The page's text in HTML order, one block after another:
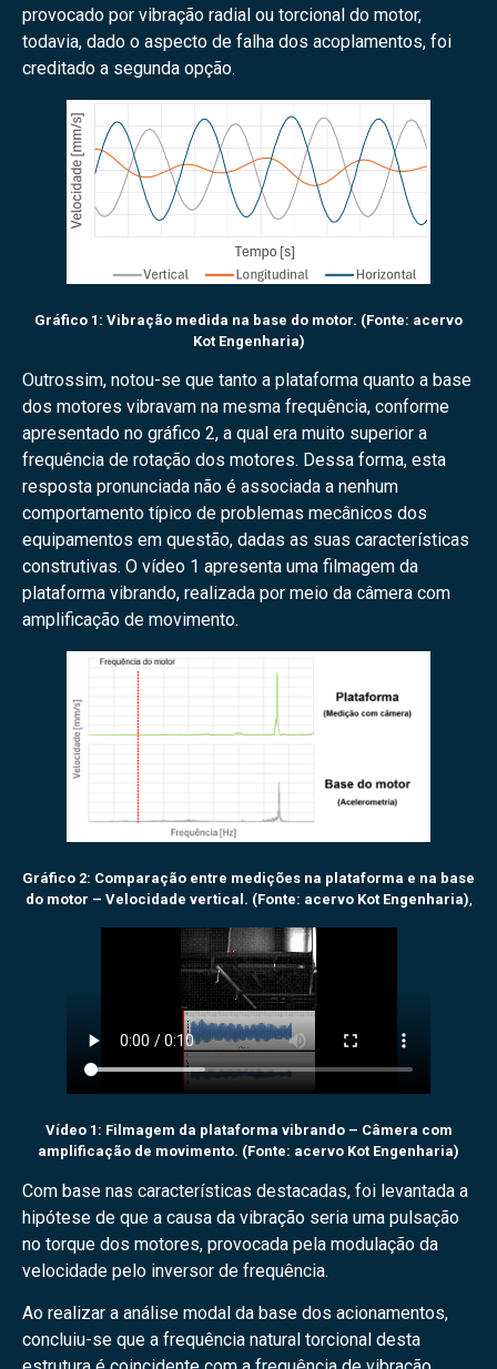
provocado por vibração radial ou torcional do motor,
todavia, dado o aspecto de falha dos acoplamentos, foi
creditado a segunda opção.
Gráfico 1: Vibração medida na base do motor. (Fonte: acervo
Kot Engenharia)
Outrossim, notou-se que tanto a plataforma quanto a base
dos motores vibravam na mesma frequência, conforme
apresentado no gráfico 2, a qual era muito superior a
frequência de rotação dos motores. Dessa forma, esta
resposta pronunciada não é associada a nenhum
comportamento típico de problemas mecânicos dos
equipamentos em questão, dadas as suas características
construtivas. O vídeo 1 apresenta uma filmagem da
plataforma vibrando, realizada por meio da câmera com
amplificação de movimento.
Gráfico 2: Comparação entre medições na plataforma e na base
do motor – Velocidade vertical. (Fonte: acervo Kot Engenharia),
Vídeo 1: Filmagem da plataforma vibrando – Câmera com
amplificação de movimento. (Fonte: acervo Kot Engenharia)
Com base nas características destacadas, foi levantada a
hipótese de que a causa da vibração seria uma pulsação
no torque dos motores, provocada pela modulação da
velocidade pelo inversor de frequência.
Ao realizar a análise modal da base dos acionamentos,
concluiu-se que a frequência natural torcional desta